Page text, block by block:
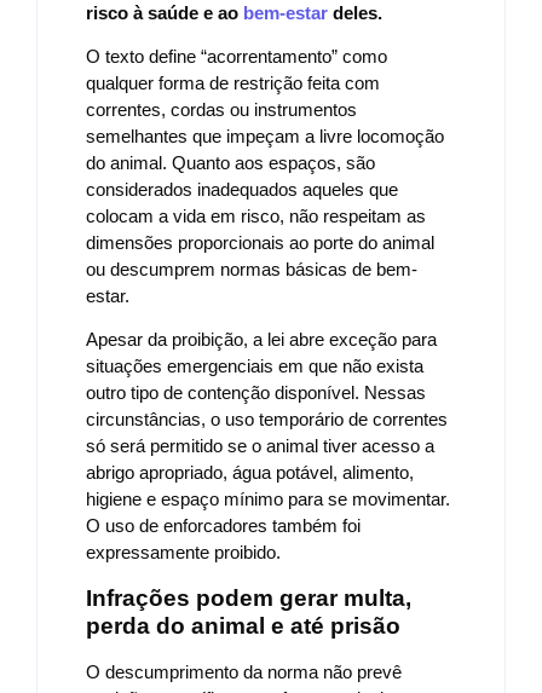
risco à saúde e ao bem-estar deles.
O texto define “acorrentamento” como
qualquer forma de restrição feita com
correntes, cordas ou instrumentos
semelhantes que impeçam a livre locomoção
do animal. Quanto aos espaços, são
considerados inadequados aqueles que
colocam a vida em risco, não respeitam as
dimensões proporcionais ao porte do animal
ou descumprem normas básicas de bem-
estar.
Apesar da proibição, a lei abre exceção para
situações emergenciais em que não exista
outro tipo de contenção disponível. Nessas
circunstâncias, o uso temporário de correntes
só será permitido se o animal tiver acesso a
abrigo apropriado, água potável, alimento,
higiene e espaço mínimo para se movimentar.
O uso de enforcadores também foi
expressamente proibido.
Infrações podem gerar multa,
perda do animal e até prisão
O descumprimento da norma não prevê